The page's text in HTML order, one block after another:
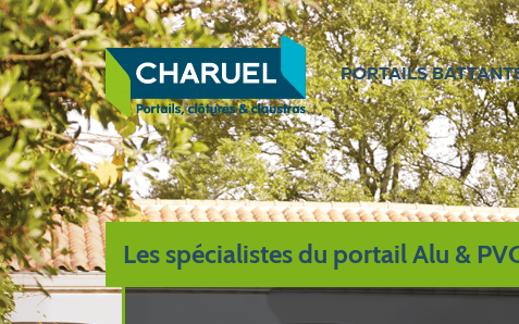
PORTAILS
Les spécialistes du portail Alu &